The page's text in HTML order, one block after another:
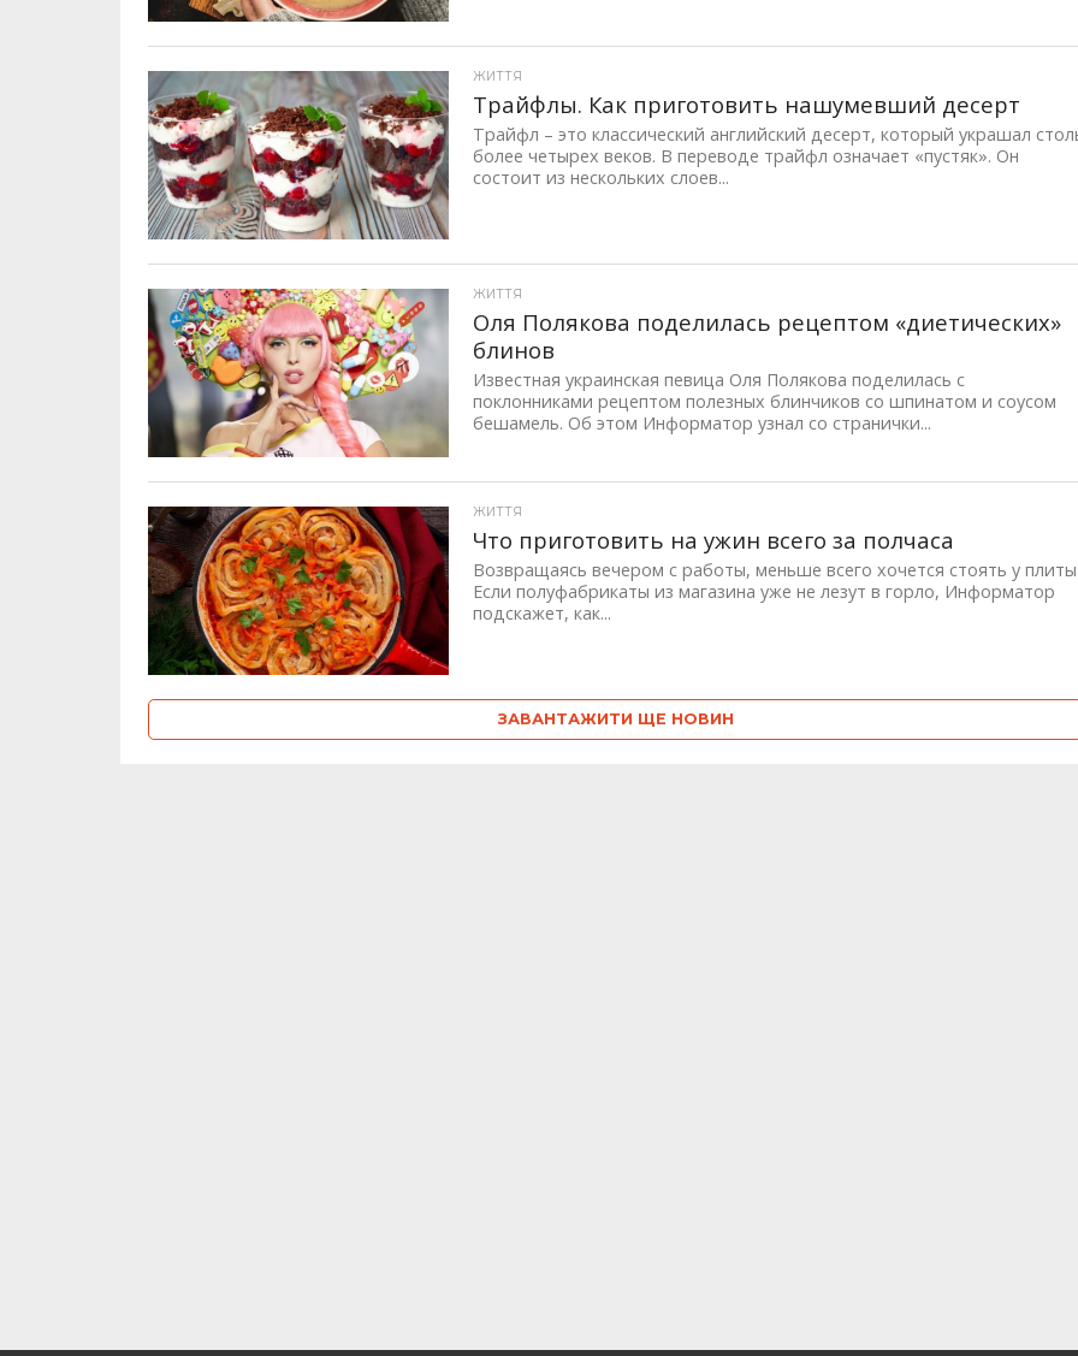
ЖИТТЯ
Трайфлы. Как приготовить нашумевший десерт
Трайфл – это классический английский десерт, который украшал
более четырех веков. В переводе трайфл означает «пустяк». Он
состоит из нескольких слоев...
ЖИТТЯ
Оля Полякова поделилась рецептом «диетических»
блинов
Известная украинская певица Оля Полякова поделилась с
поклонниками рецептом полезных блинчиков со шпинатом и соусом
бешамель. Об этом Информатор узнал со странички...
ЖИТТЯ
Что приготовить на ужин всего за полчаса
Возвращаясь вечером с работы, меньше всего хочется стоять у
Если полуфабрикаты из магазина уже не лезут в горло, Информатор
подскажет, как...
ЗАВАНТАЖИТИ ЩЕ НОВИН